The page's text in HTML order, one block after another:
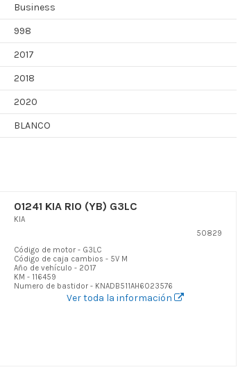
Business
998
2017
2018
2020
BLANCO
01241 KIA RIO (YB) G3LC
KIA
50829
Código de motor - G3LC
Código de caja cambios - 5V M
Año de vehículo - 2017
KM - 116459
Numero de bastidor - KNADB511AH6023576
Ver toda la información